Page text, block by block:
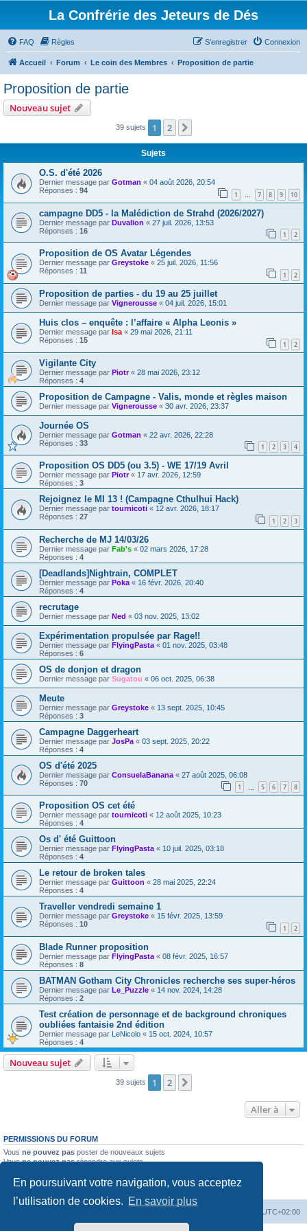
En poursuivant votre navigation, vous acceptez
l’utilisation de cookies. En savoir plus
La Confrérie des Jeteurs de Dés
FAQ Règles Connexion
S’enregistrer
Accueil Forum Le coin des Membres Proposition de partie
Proposition de partie
Nouveau sujet
39 sujets 1 2
Sujets
O.S. d'été 2026
Dernier message par Gotman « 04 août 2026, 20:54
Réponses : 94 1 … 7 8 9 10
campagne DD5 - la Malédiction de Strahd (2026/2027)
Dernier message par Duvalion « 27 juil. 2026, 13:53
Réponses : 16 1 2
Proposition de OS Avatar Légendes
Dernier message par Greystoke « 25 juil. 2026, 11:56
Réponses : 11 1 2
Proposition de parties - du 19 au 25 juillet
Dernier message par Vignerousse « 04 juil. 2026, 15:01
Huis clos – enquête : l’affaire « Alpha Leonis »
Dernier message par Isa « 29 mai 2026, 21:11
Réponses : 15 1 2
Vigilante City
Dernier message par Piotr« 28 mai 2026, 23:12
Réponses : 4
Proposition de Campagne - Valis, monde et règles maison
Dernier message par Vignerousse « 30 avr. 2026, 23:37
Journée OS
Dernier message par Gotman « 22 avr. 2026, 22:28
Réponses : 33 1 2 3 4
Proposition OS DD5 (ou 3.5) - WE 17/19 Avril
Dernier message par Piotr« 17 avr. 2026, 12:59
Réponses : 3
Rejoignez le MI 13 ! (Campagne Cthulhui Hack)
Dernier message par tournicoti « 12 avr. 2026, 18:17
Réponses : 27 1 2 3
Recherche de MJ 14/03/26
Dernier message par Fab's « 02 mars 2026, 17:28
Réponses : 4
[Deadlands]Nightrain, COMPLET
Dernier message par Poka « 16 févr. 2026, 20:40
Réponses : 4
recrutage
Dernier message par Ned « 03 nov. 2025, 13:02
Expérimentation propulsée par Rage!!
Dernier message par FlyingPasta « 01 nov. 2025, 03:48
Réponses : 6
OS de donjon et dragon
Dernier message par Sugatou « 06 oct. 2025, 06:38
Meute
Dernier message par Greystoke « 13 sept. 2025, 10:45
Réponses : 3
Campagne Daggerheart
Dernier message par JosPa « 03 sept. 2025, 20:22
Réponses : 4
OS d'été 2025
Dernier message par ConsuelaBanana « 27 août 2025, 06:08
Réponses : 70 1 5 6 7 8
Proposition OS cet été
Dernier message par tournicoti « 12 août 2025, 10:23
Réponses : 4
Os d' été Guittoon
Dernier message par FlyingPasta« 10 juil. 2025, 03:18
Réponses : 4
Le retour de broken tales
Dernier message par Guittoon « 28 mai 2025, 22:24
Réponses : 4
Traveller vendredi semaine 1
Dernier message par Greystoke « 15 févr. 2025, 13:59
Réponses : 10 1 2
Blade Runner proposition
Dernier message par FlyingPasta « 08 févr. 2025, 16:57
Réponses : 8
BATMAN Gotham City Chronicles recherche ses super-héros
Dernier message par Le_Puzzle « 14 nov. 2024, 14:28
Réponses : 2
Test création de personnage et de background chroniques
oubliées fantaisie 2nd édition
Dernier message par LeNicolo « 15 oct. 2024, 10:57
Réponses : 4
Nouveau sujet
39 sujets 1 2
Aller à
PERMISSIONS DU FORUM
Vous ne pouvez pas poster de nouveaux sujets
Vousne pouvez pasrépondre aux sujets
Vousne pouvez passupprimer vos messages
ne pouvez pas joindre des fichiers
UTC+02:00